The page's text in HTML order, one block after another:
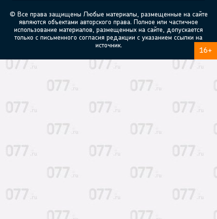
© Все права защищены Любые материалы, размещенные на сайте
являются объектами авторского права. Полное или частичное
использование материалов, размещенных на сайте, допускается
только с письменного согласия редакции с указанием ссылки на
источник.
16+